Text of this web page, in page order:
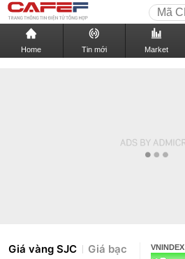
Home Tin mới Market
Giá vàng SJC Giá bạc VNINDEX